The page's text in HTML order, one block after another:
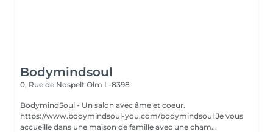
Bodymindsoul
0, Rue de Nospelt Olm L-8398
BodymindSoul - Un salon avec âme et coeur.
https://www.bodymindsoul-you.com/bodymindsoul Je vous
accueille dans une maison de famille avec une cham...